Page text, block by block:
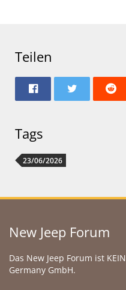
Teilen
Tags
23/06/2026
New Jeep Forum
Das New Jeep Forum ist
Germany GmbH.